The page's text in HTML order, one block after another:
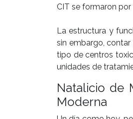
CIT se formaron por
La estructura y
sin embargo,
tipo de centros
unidades de
Natalicio de
Moderna